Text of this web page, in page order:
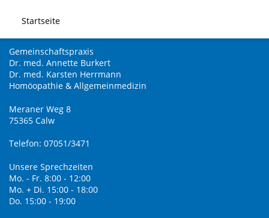
Startseite
Gemeinschaftspraxis
Dr. med. Annette Burkert
Dr. med. Karsten Herrmann
Homöopathie & Allgemeinmedizin
Meraner Weg 8
75365 Calw
Telefon: 07051/3471
Unsere Sprechzeiten
Mo. - Fr. 8:00 - 12:00
Mo. + Di. 15:00 - 18:00
Do. 15:00 - 19:00